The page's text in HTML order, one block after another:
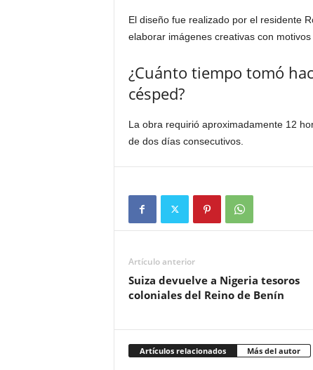
El diseño fue realizado por el residente
elaborar imágenes creativas con motivos
¿Cuánto tiempo tomó
césped?
La obra requirió aproximadamente 12
de dos días consecutivos.
Artículo anterior
Suiza devuelve a Nigeria tesoros
coloniales del Reino de Benín
Artículos relacionados Más del autor